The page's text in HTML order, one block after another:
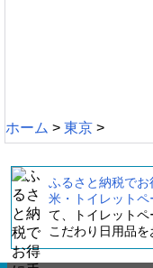
ホーム > 東京 >
ふるさと納税でお
米・トイレット
て、トイレット
こだわり日用品を